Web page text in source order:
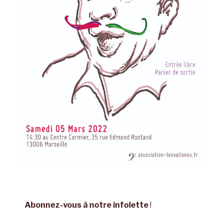
Abonnez-vous à notre infolette!